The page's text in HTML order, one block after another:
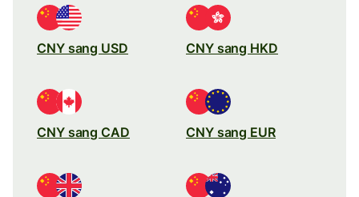
CNY sang USD CNY sang HKD
CNY sang CAD CNY sang EUR